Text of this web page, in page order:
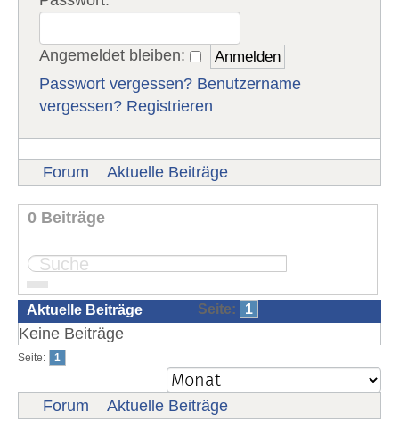
Angemeldet bleiben:
Passwort vergessen? Benutzername
vergessen? Registrieren
Forum Aktuelle Beiträge
0 Beiträge
Seite: 1
Aktuelle Beiträge
Keine Beiträge
Seite: 1
Forum Aktuelle Beiträge